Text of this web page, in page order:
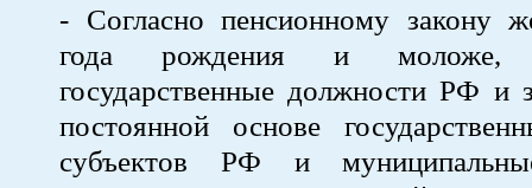
- Согласно пенсионному закону
года рождения и моложе,
государственные должности РФ и
постоянной основе
субъектов РФ и